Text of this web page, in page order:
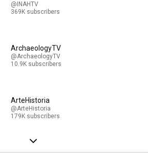
@INAHTV
369K subscribers
ArchaeologyTV
@ArchaeologyTV
10.9K subscribers
ArteHistoria
@ArteHistoria
179K subscribers